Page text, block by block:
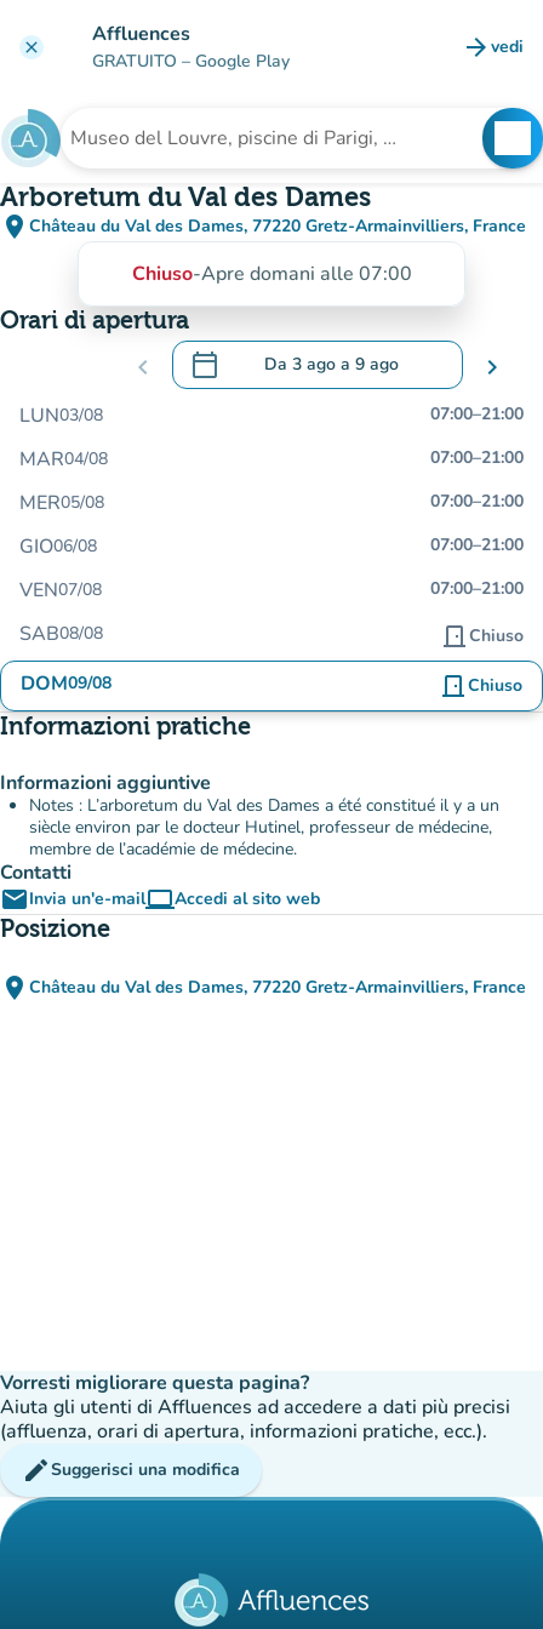
clear Affluences
GRATUITO – Google Play arrow_forward vedi
Cerca una struttura
Arboretum du Val des Dames
place Château du Val des Dames, 77220 Gretz-Armainvilliers, France
(apri in Google Maps)
(nuova scheda)
Chiuso-Apre domani alle 07:00
Orari di apertura
chevron_left calendar_today Da 3 ago a 9 ago
.Aprire il calendario per modificare le
chevron_right
LUN03/08 07:00–21:00
MAR04/08 07:00–21:00
MER05/08 07:00–21:00
GIO06/08 07:00–21:00
VEN07/08 07:00–21:00
SAB08/08 door_front Chiuso
DOM09/08 door_front Chiuso
Informazioni pratiche
Informazioni aggiuntive
Notes : L’arboretum du Val des Dames a été constitué il y a un
siècle environ par le docteur Hutinel, professeur de médecine,
membre de l’académie de médecine.
Contatti
emailInvia un'e-mailcomputerAccedi al sito web
(nuova scheda)
Posizione
place Château du Val des Dames, 77220 Gretz-Armainvilliers, France
(apri in Google Maps)
(nuova scheda)
Vorresti migliorare questa pagina?
Aiuta gli utenti di Affluences ad accedere a dati più precisi
(affluenza, orari di apertura, informazioni pratiche, ecc.).
editSuggerisci una modifica